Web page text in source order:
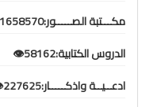
مكـــتبة الصـــــور:1658570👁️
الدروس الكتابية:58162👁️
ادعــيــة واذكـــــار:227625👁️